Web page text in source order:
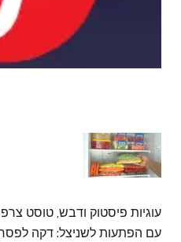
עוגיות פיסטוק ודבש, טוסט
עם הפתעות לשניצל: דקה